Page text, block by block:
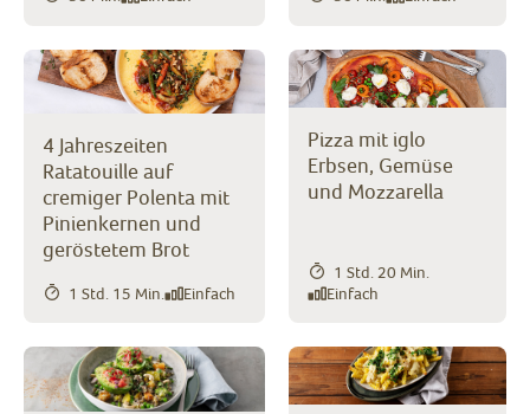
4 Jahreszeiten
Ratatouille auf
cremiger Polenta mit
Pinienkernen und
geröstetem Brot
1 Std. 15 Min. Einfach
Pizza mit iglo
Erbsen, Gemüse
und Mozzarella
1 Std. 20 Min.
Einfach